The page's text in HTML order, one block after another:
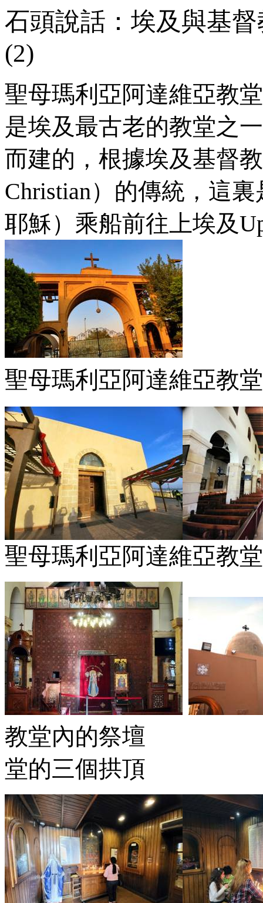
石頭說話：埃及與基督
(2)
聖母瑪利亞阿達維亞教堂
是埃及最古老的教堂之
而建的，根據埃及基督
Christian）的傳統，這
耶穌）乘船前往上埃及
聖母瑪利亞阿達維
聖母瑪利亞阿達維亞教堂
教堂內
堂的三個拱頂